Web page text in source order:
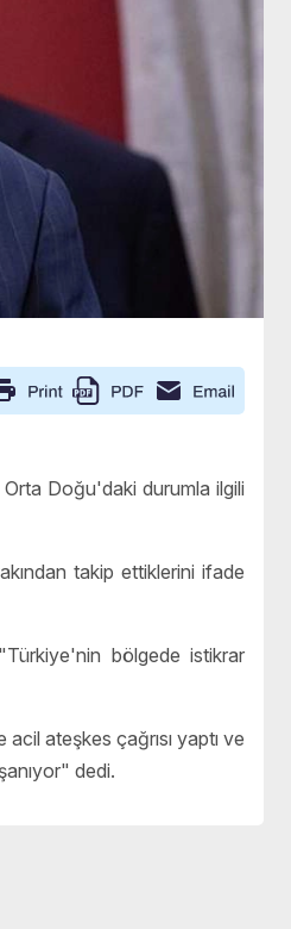
Doğu'daki durumla ilgili
takip ettiklerini ifade
bölgede istikrar
ateşkes çağrısı yaptı ve
dedi.